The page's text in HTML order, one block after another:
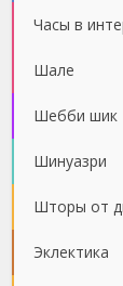
Часы в
Шале
Шебби шик
Шинуазри
Шторы от
Эклектика